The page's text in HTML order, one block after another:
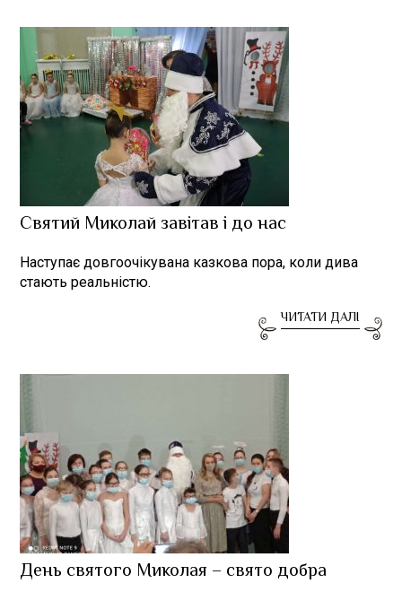
Святий Миколай завітав і до нас
Наступає довгоочікувана казкова пора, коли дива
стають реальністю.
ЧИТАТИ ДАЛІ
День святого Миколая – свято добра